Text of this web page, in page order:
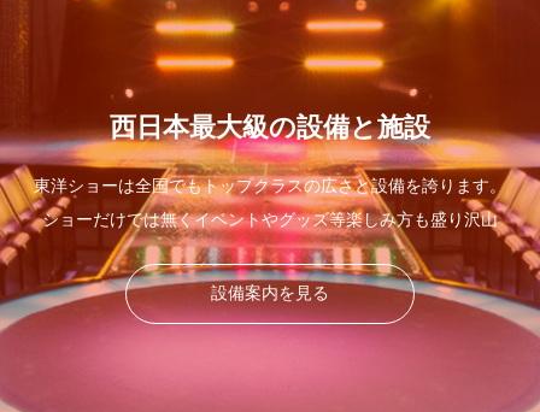
西日本最大級の設備と施設
東洋ショーは全国でもトップクラスの広さと設備を誇ります。
ショーだけでは無くイベントやグッズ等楽しみ方も盛り沢山
設備案内を見る